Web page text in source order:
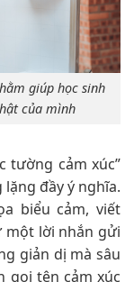
giúp học sinh
của mình
tường cảm xúc”
đầy ý nghĩa.
biểu cảm, viết
một lời nhắn gửi
giản dị mà sâu
gọi tên cảm xúc